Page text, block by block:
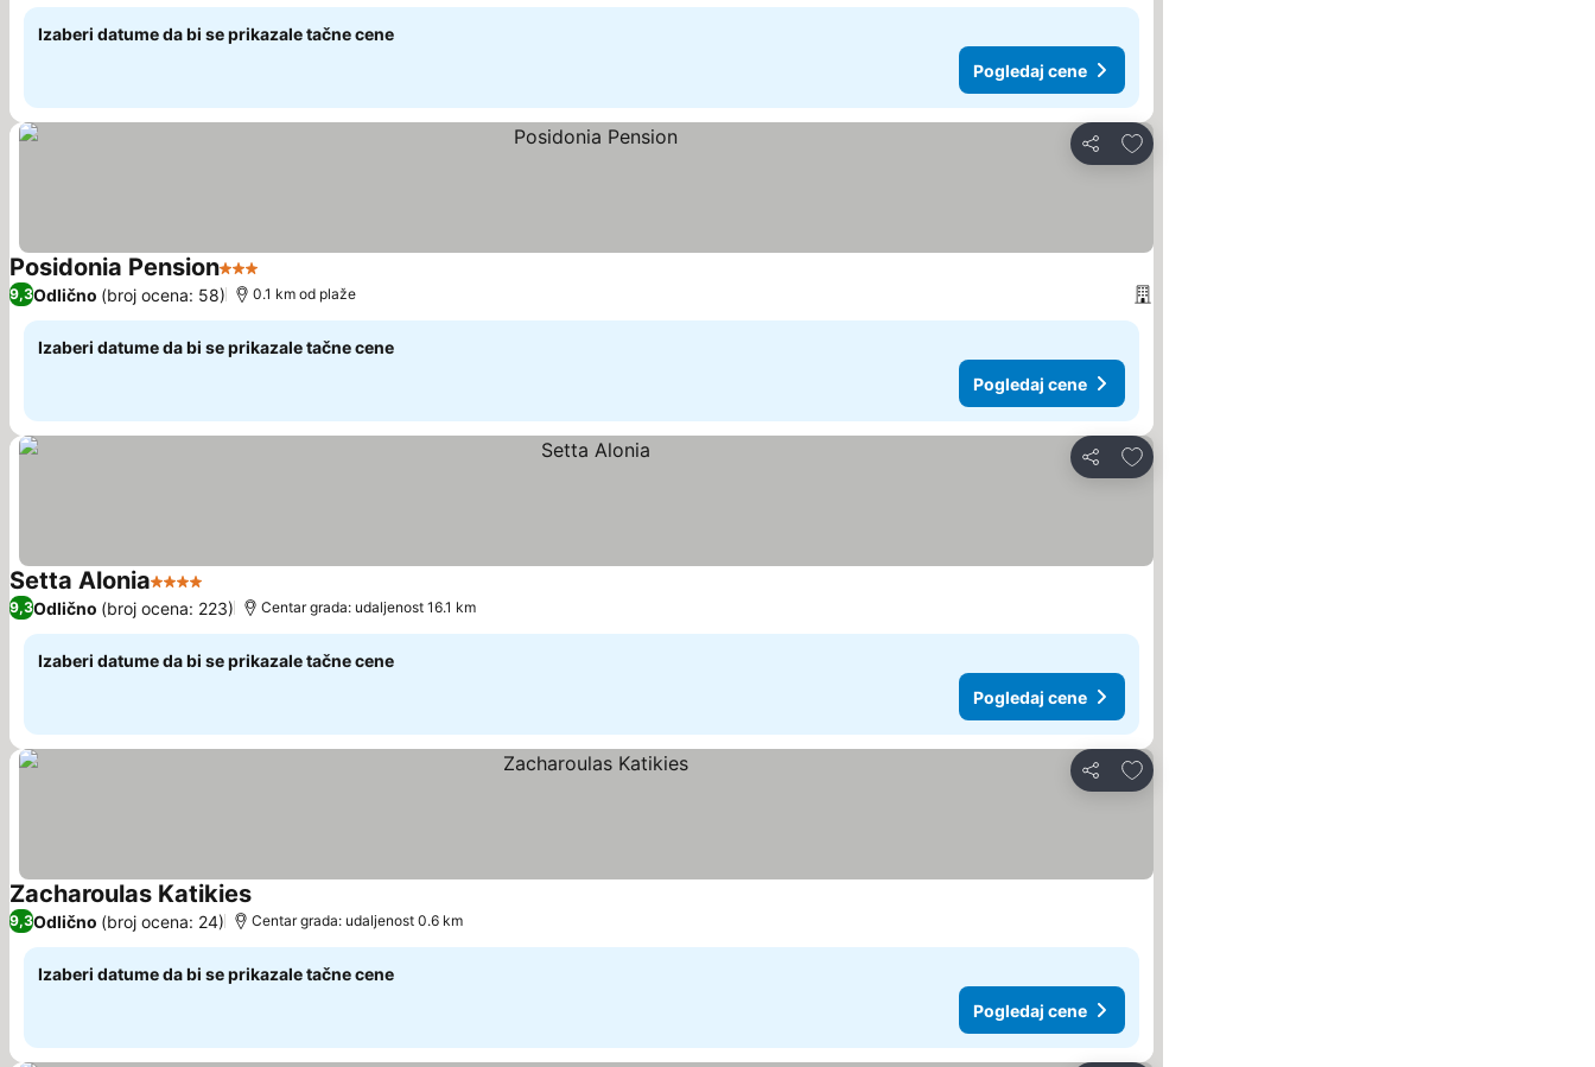
Izaberi datume da bi se prikazale tačne cene
Pogledaj cene
Deli
Dodati u favorite
Posidonia Pension3 Zvezdice
9,3Odlično (broj ocena: 58) 0.1 km od plaže
Izaberi datume da bi se prikazale tačne cene
Pogledaj cene
Deli
Dodati u favorite
Setta Alonia4 ZvezdicePogledaj cene
9,3Odlično (broj ocena: 223) Centar grada: udaljenost 16.1 km
Izaberi datume da bi se prikazale tačne cene
Pogledaj cene
Deli
Dodati u favorite
Zacharoulas KatikiesPogledaj cene
9,3Odlično (broj ocena: 24) Centar grada: udaljenost 0.6 km
Izaberi datume da bi se prikazale tačne cene
Pogledaj cene